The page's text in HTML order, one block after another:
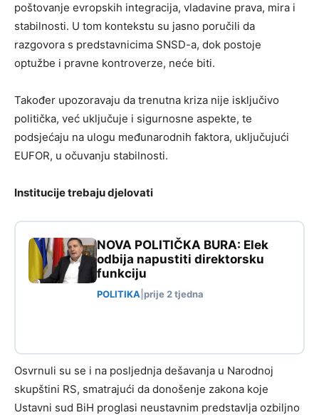
poštovanje evropskih integracija, vladavine prava, mira i
stabilnosti. U tom kontekstu su jasno poručili da
razgovora s predstavnicima SNSD-a, dok postoje
optužbe i pravne kontroverze, neće biti.
Također upozoravaju da trenutna kriza nije isključivo
politička, već uključuje i sigurnosne aspekte, te
podsjećaju na ulogu međunarodnih faktora, uključujući
EUFOR, u očuvanju stabilnosti.
Institucije trebaju djelovati
NOVA POLITIČKA BURA: Elek
odbija napustiti direktorsku
funkciju
POLITIKA prije 2 tjedna
Osvrnuli su se i na posljednja dešavanja u Narodnoj
skupštini RS, smatrajući da donošenje zakona koje
Ustavni sud BiH proglasi neustavnim predstavlja ozbiljno